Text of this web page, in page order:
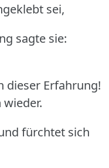
sei,
sagte sie:
dieser Erfahrung!
fürchtet sich